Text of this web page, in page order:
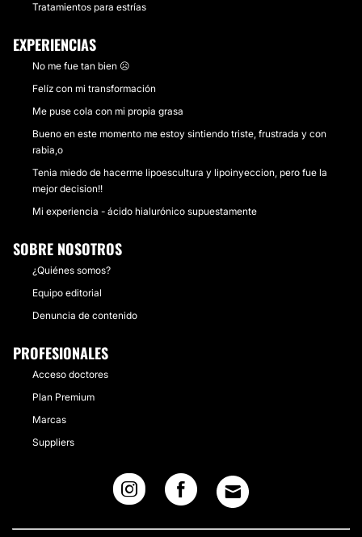
Tratamientos para estrías
EXPERIENCIAS
No me fue tan bien ☹️
Felíz con mi transformación
Me puse cola con mi propia grasa
Bueno en este momento me estoy sintiendo triste, frustrada y con
rabia,o
Tenia miedo de hacerme lipoescultura y lipoinyeccion, pero fue la
mejor decision!!
Mi experiencia - ácido hialurónico supuestamente
SOBRE NOSOTROS
¿Quiénes somos?
Equipo editorial
Denuncia de contenido
PROFESIONALES
Acceso doctores
Plan Premium
Marcas
Suppliers